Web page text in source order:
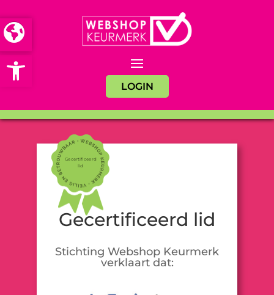
Open toolbar
LOGIN
Gecertificeerd
lid
Gecertificeerd lid
Stichting Webshop Keurmerk
verklaart dat: